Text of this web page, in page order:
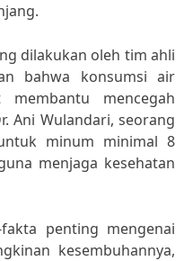
dilakukan oleh tim ahli
bahwa konsumsi air
mencegah
Ani Wulandari, seorang
minum minimal 8
menjaga kesehatan
penting mengenai
kesembuhannya,